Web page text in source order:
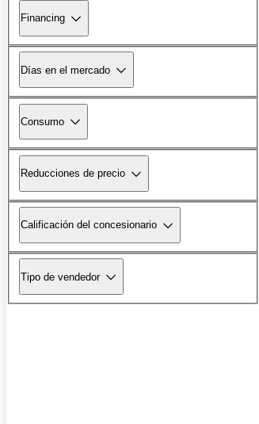
Financing
Días en el mercado
Consumo
Reducciones de precio
Calificación del concesionario
Tipo de vendedor